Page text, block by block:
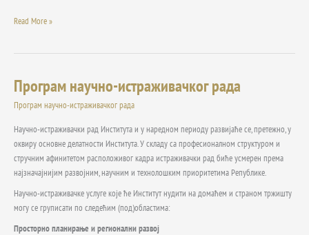
обнови
управљања
у
Read More »
Програм научно-истраживачког рада
Програм научно-истраживачког рада
Научно-истраживачки рад Института и у наредном периоду развијаће се, претежно, у
оквиру основне делатности Института. У складу са професионалном структуром и
стручним афинитетом расположивог кадра истраживачки рад биће усмерен према
најзначајнијим развојним, научним и технолошким приоритетима Републике.
Научно-истраживачке услуге које ће Институт нудити на домаћем и страном тржишту
могу се груписати по следећим (под)областима:
Просторно планирање и регионални развој
Програм
научно-
истраживачког
рада